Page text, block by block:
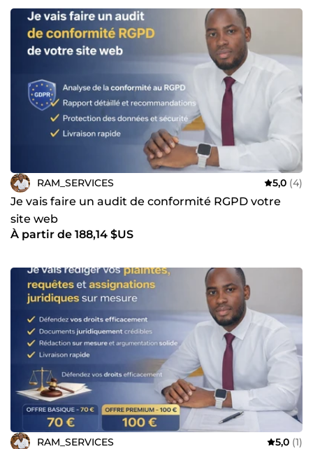
RAM_SERVICES 5,0 (4)
Je vais faire un audit de conformité RGPD votre
site web
À partir de 188,14 $US
RAM_SERVICES 5,0 (1)